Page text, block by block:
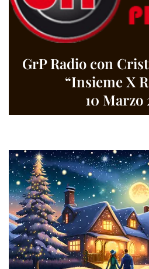
GrP Radio con
“Insieme X
10 Marzo